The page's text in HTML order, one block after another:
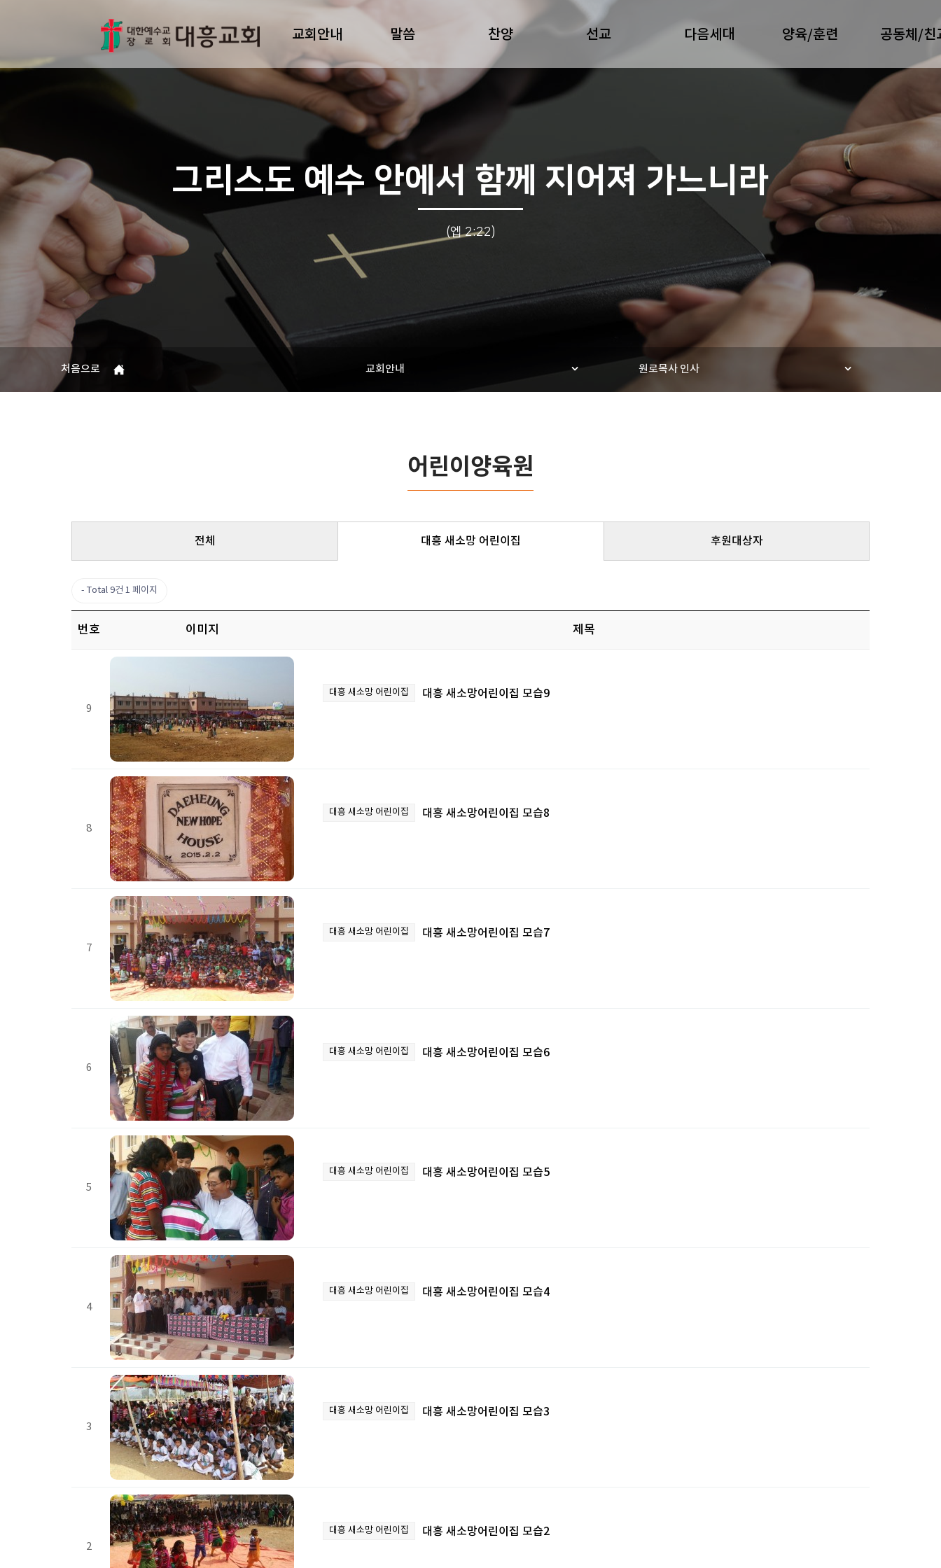
교회안내 말씀 찬양 선교 다음세대 양육/훈련 공동체/친
그리스도 예수 안에서 함께 지어져 가느니라
(엡 2:22)
처음으로 교회안내 원로목사 인사
어린이양육원
전체 대흥 새소망 어린이집 후원대상자
Total 9건 1 페이지
번호 이미지 제목
9
대흥 새소망 어린이집 대흥 새소망어린이집 모습9
8
대흥 새소망 어린이집 대흥 새소망어린이집 모습8
7
대흥 새소망 어린이집 대흥 새소망어린이집 모습7
6
대흥 새소망 어린이집 대흥 새소망어린이집 모습6
5
대흥 새소망 어린이집 대흥 새소망어린이집 모습5
4
대흥 새소망 어린이집 대흥 새소망어린이집 모습4
3
대흥 새소망 어린이집 대흥 새소망어린이집 모습3
2
대흥 새소망 어린이집 대흥 새소망어린이집 모습2